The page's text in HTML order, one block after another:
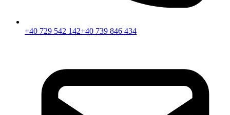
+40 729 542 142+40 739 846 434